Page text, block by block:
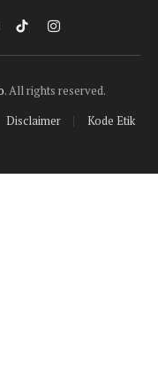
TikTokInstagram
. All rights reserved.
Disclaimer Kode Etik